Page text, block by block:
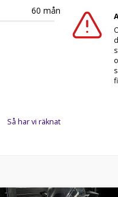
60 mån
Så har vi räknat